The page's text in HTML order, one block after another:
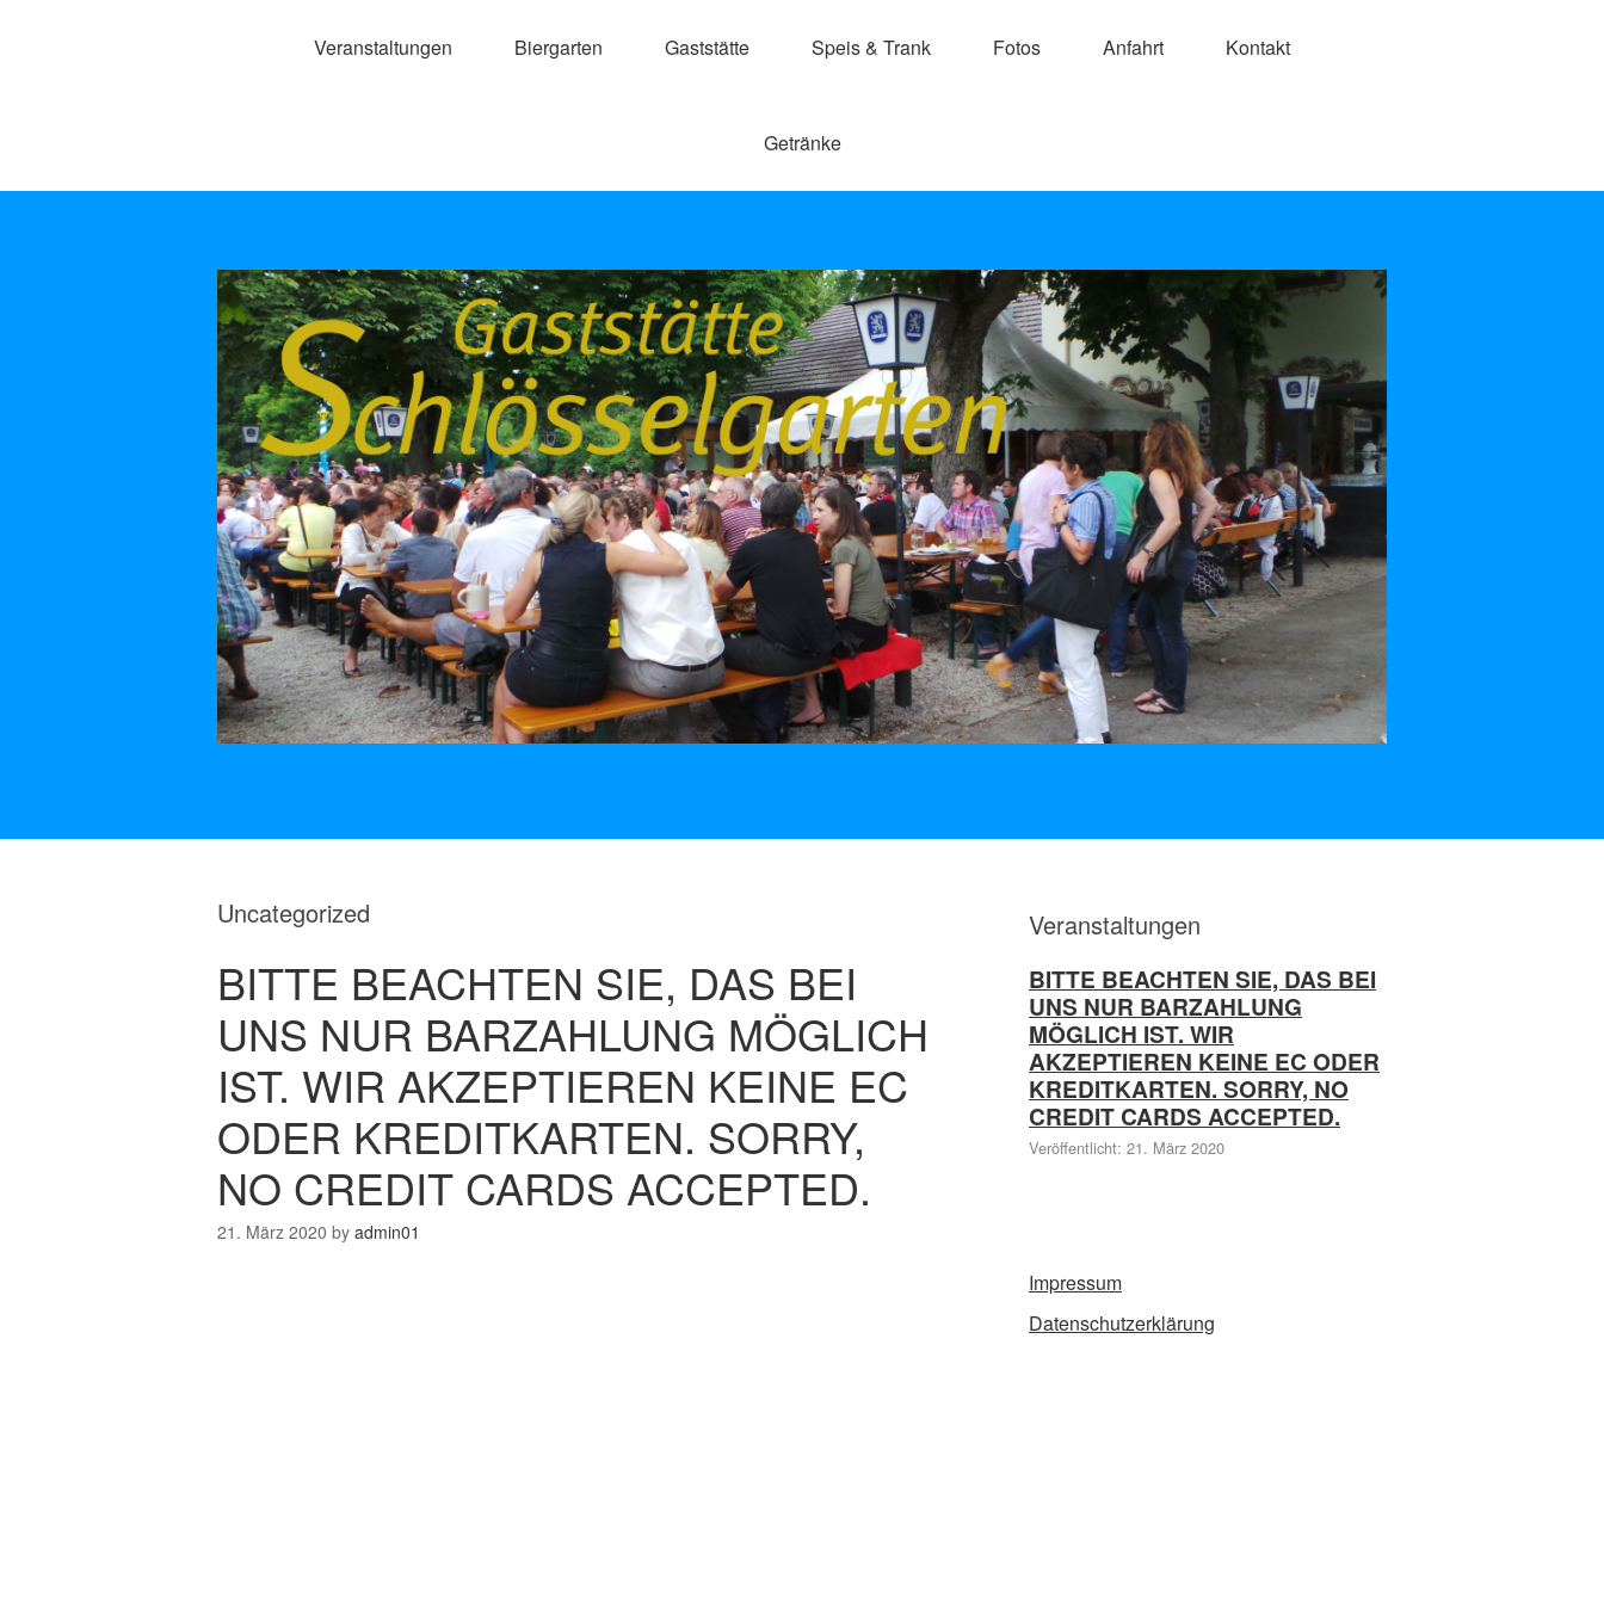
Veranstaltungen Biergarten Gaststätte Speis & Trank Fotos Anfahrt Kontakt
Getränke
Uncategorized
BITTE BEACHTEN SIE, DAS BEI
UNS NUR BARZAHLUNG MÖGLICH
IST. WIR AKZEPTIEREN KEINE EC
ODER KREDITKARTEN. SORRY,
NO CREDIT CARDS ACCEPTED.
21. März 2020 by admin01
Veranstaltungen
BITTE BEACHTEN SIE, DAS BEI
UNS NUR BARZAHLUNG
MÖGLICH IST. WIR
AKZEPTIEREN KEINE EC ODER
KREDITKARTEN. SORRY, NO
CREDIT CARDS ACCEPTED.
Veröffentlicht: 21. März 2020
Impressum
Datenschutzerklärung